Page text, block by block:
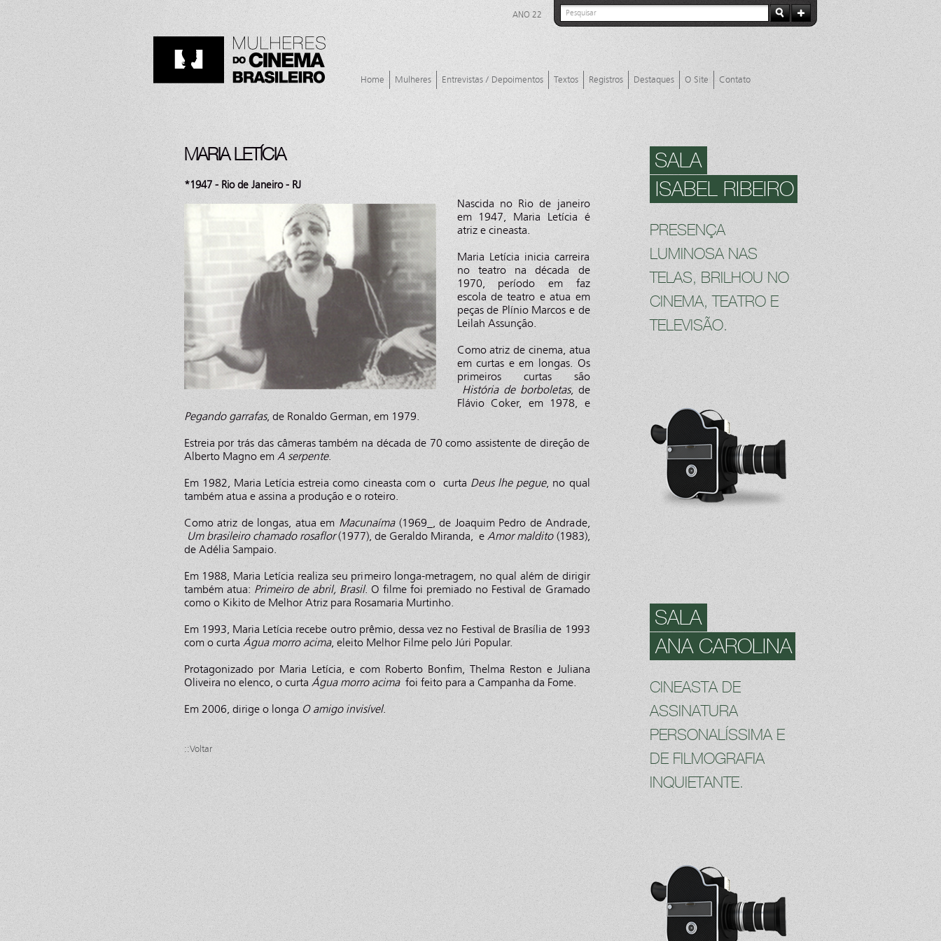
ANO 22
Home Mulheres Entrevistas / Depoimentos Textos Registros Destaques O Site Contato
MARIA LETÍCIA
*1947 - Rio de Janeiro - RJ
Nascida no Rio de janeiro
em 1947, Maria Letícia é
atriz e cineasta.
Maria Letícia inicia carreira
no teatro na década de
1970, período em faz
escola de teatro e atua em
peças de Plínio Marcos e de
Leilah Assunção.
Como atriz de cinema, atua
em curtas e em longas. Os
primeiros curtas são
História de borboletas, de
Flávio Coker, em 1978, e
Pegando garrafas, de Ronaldo German, em 1979.
Estreia por trás das câmeras também na década de 70 como assistente de direção de
Alberto Magno em A serpente.
Em 1982, Maria Letícia estreia como cineasta com o curta Deus lhe pegue, no qual
também atua e assina a produção e o roteiro.
Como atriz de longas, atua em Macunaíma(1969_, de Joaquim Pedro de Andrade,
Um brasileiro chamado rosaflor(1977), de Geraldo Miranda, eAmor maldito(1983),
de Adélia Sampaio.
Em 1988, Maria Letícia realiza seu primeiro longa-metragem, no qual além de dirigir
também atua: Primeiro de abril, Brasil. O filme foi premiado no Festival de Gramado
como o Kikito de Melhor Atriz para Rosamaria Murtinho.
Em 1993, Maria Letícia recebe outro prêmio, dessa vez no Festival de Brasília de 1993
com o curta Água morro acima, eleito Melhor Filme pelo Júri Popular.
Protagonizado por Maria Letícia, e com Roberto Bonfim, Thelma Reston e Juliana
Oliveira no elenco, o curta Água morro acimafoi feito para a Campanha da Fome.
Em 2006, dirige o longa O amigo invisível.
::Voltar
SALA
ISABEL RIBEIRO
PRESENÇA
LUMINOSA NAS
TELAS, BRILHOU NO
CINEMA, TEATRO E
TELEVISÃO.
SALA
ANA CAROLINA
CINEASTA DE
ASSINATURA
PERSONALÍSSIMA E
DE FILMOGRAFIA
INQUIETANTE.